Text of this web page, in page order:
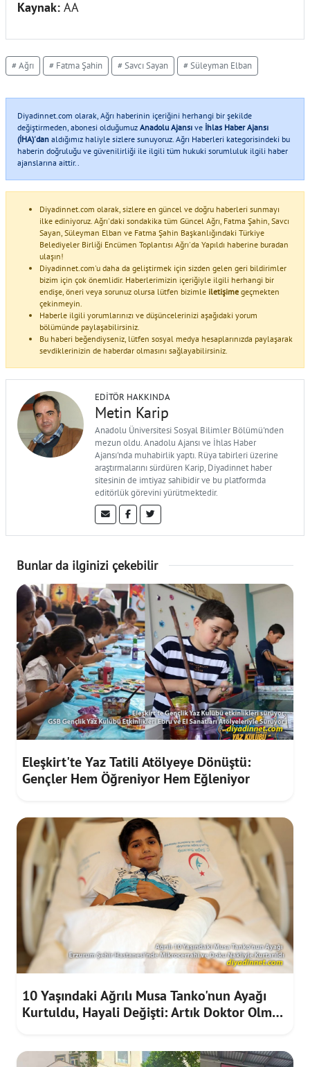
Kaynak: AA
# Ağrı # Fatma Şahin # Savcı Sayan # Süleyman Elban
Diyadinnet.com olarak, Ağrı haberinin içeriğini herhangi bir şekilde
değiştirmeden, abonesi olduğumuz Anadolu Ajansı ve İhlas Haber Ajansı
(İHA)'dan aldığımız haliyle sizlere sunuyoruz. Ağrı Haberleri kategorisindeki bu
haberin doğruluğu ve güvenilirliği ile ilgili tüm hukuki sorumluluk ilgili haber
ajanslarına aittir..
Diyadinnet.com olarak, sizlere en güncel ve doğru haberleri sunmayı
ilke ediniyoruz. Ağrı'daki sondakika tüm Güncel Ağrı, Fatma Şahin, Savcı
Sayan, Süleyman Elban ve Fatma Şahin Başkanlığındaki Türkiye
Belediyeler Birliği Encümen Toplantısı Ağrı'da Yapıldı haberine buradan
ulaşın!
Diyadinnet.com'u daha da geliştirmek için sizden gelen geri bildirimler
bizim için çok önemlidir. Haberlerimizin içeriğiyle ilgili herhangi bir
endişe, öneri veya sorunuz olursa lütfen bizimle iletişime geçmekten
çekinmeyin.
Haberle ilgili yorumlarınızı ve düşüncelerinizi aşağıdaki yorum
bölümünde paylaşabilirsiniz.
Bu haberi beğendiyseniz, lütfen sosyal medya hesaplarınızda paylaşarak
sevdiklerinizin de haberdar olmasını sağlayabilirsiniz.
EDITÖR HAKKINDA
Metin Karip
Anadolu Üniversitesi Sosyal Bilimler Bölümü'nden
mezun oldu. Anadolu Ajansı ve İhlas Haber
Ajansı'nda muhabirlik yaptı. Rüya tabirleri üzerine
araştırmalarını sürdüren Karip, Diyadinnet haber
sitesinin de imtiyaz sahibidir ve bu platformda
editörlük görevini yürütmektedir.
Bunlar da ilginizi çekebilir
Eleşkirt'te Yaz Tatili Atölyeye Dönüştü:
Gençler Hem Öğreniyor Hem Eğleniyor
10 Yaşındaki Ağrılı Musa Tanko'nun Ayağı
Kurtuldu, Hayali Değişti: Artık Doktor Olmak